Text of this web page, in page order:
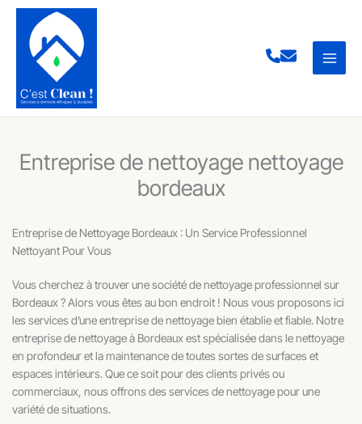
Aller
contenu
Entreprise de nettoyage nettoyage
bordeaux
Entreprise de Nettoyage Bordeaux : Un Service Professionnel
Nettoyant Pour Vous
Vous cherchez à trouver une société de nettoyage professionnel sur
Bordeaux ? Alors vous êtes au bon endroit ! Nous vous proposons ici
les services d’une entreprise de nettoyage bien établie et fiable. Notre
entreprise de nettoyage à Bordeaux est spécialisée dans le nettoyage
en profondeur et la maintenance de toutes sortes de surfaces et
espaces intérieurs. Que ce soit pour des clients privés ou
commerciaux, nous offrons des services de nettoyage pour une
variété de situations.